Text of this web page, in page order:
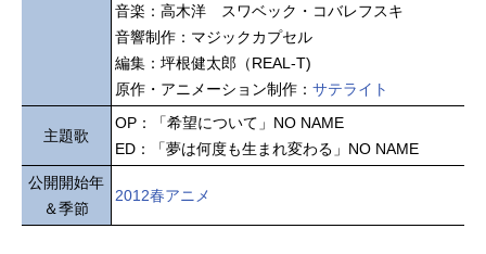
音楽：高木洋 スワベック・コバレフスキ
音響制作：マジックカプセル
編集：坪根健太郎（REAL-T)
原作・アニメーション制作： サテライト
主題歌
OP：「希望について」NO NAME
ED：「夢は何度も生まれ変わる」NO NAME
公開開始年
＆季節
2012春アニメ